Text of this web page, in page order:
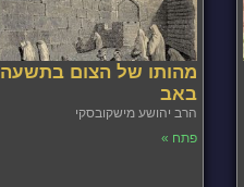
מהותו של הצום בתשעה
באב
הרב יהושע מישקובסקי
פתח »